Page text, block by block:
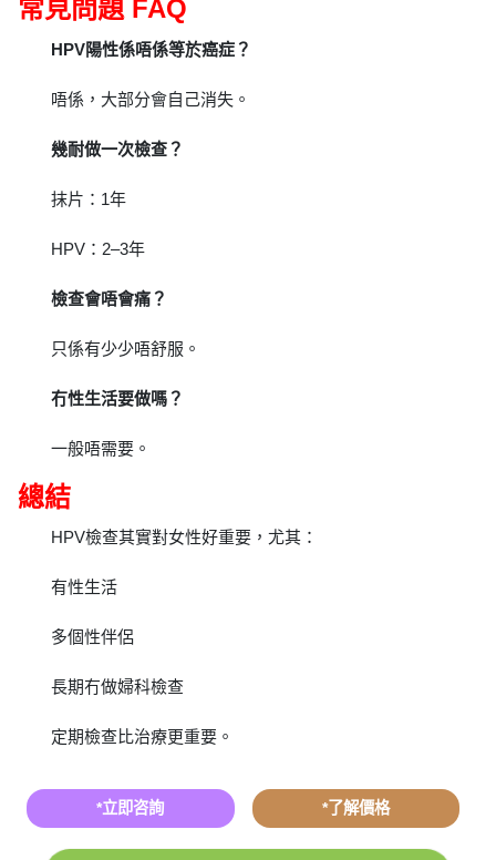
常見問題 FAQ
HPV陽性係唔係等於癌症？
唔係，大部分會自己消失。
幾耐做一次檢查？
抹片：1年
HPV：2–3年
檢查會唔會痛？
只係有少少唔舒服。
冇性生活要做嗎？
一般唔需要。
總結
HPV檢查其實對女性好重要，尤其：
有性生活
多個性伴侶
長期冇做婦科檢查
定期檢查比治療更重要。
*立即咨詢 *了解價格